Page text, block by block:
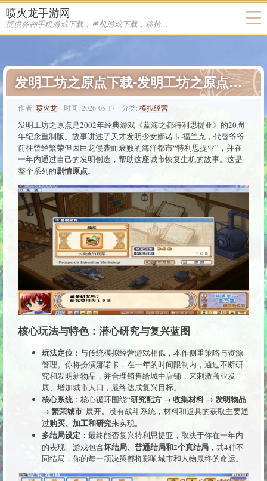
喷火龙手游网
提供各种手机游戏下载，单机游戏下载，移植游戏下载
发明工坊之原点下载-发明工坊之原点游戏下载
作者: 喷火龙 时间: 2026-05-17 分类: 模拟经营
发明工坊之原点是2002年经典游戏《蓝海之都特利思提亚》的20周
年纪念重制版。故事讲述了天才发明少女娜诺卡·福兰克，代替爷爷
前往曾经繁荣但因巨龙侵袭而衰败的海洋都市“特利思提亚”，并在
一年内通过自己的发明创造，帮助这座城市恢复生机的故事。这是
整个系列的剧情原点。
核心玩法与特色：潜心研究与复兴蓝图
玩法定位 ：与传统模拟经营游戏相似，本作侧重策略与资源
管理。你将扮演娜诺卡，在一年的时间限制内，通过不断研
究和发明新物品，并合理销售给城中店铺，来刺激商业发
展、增加城市人口，最终达成复兴目标。
核心系统：核心循环围绕“研究配方 → 收集材料 → 发明物品
→ 繁荣城市”展开。没有战斗系统，材料和道具的获取主要通
过购买、加工和研究来实现。
多结局设定 ：最终能否复兴特利思提亚，取决于你在一年内
的表现。游戏包含坏结局、普通结局和2个真结局 ，共4种不
同结局，你的每一项决策都将影响城市和人物最终的命运。